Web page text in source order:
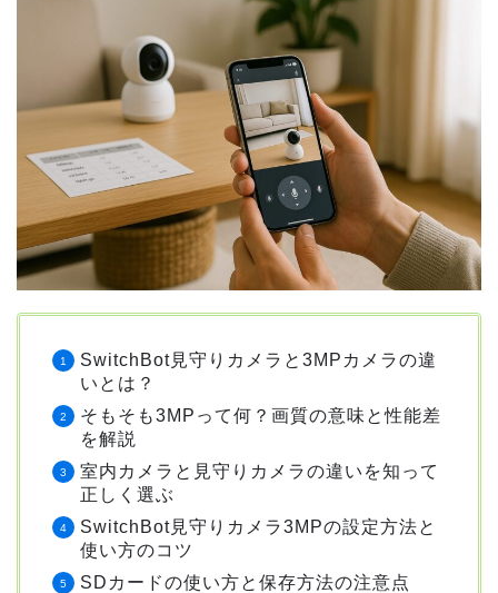
SwitchBot見守りカメラと3MPカメラの違
いとは？
そもそも3MPって何？画質の意味と性能差
を解説
室内カメラと見守りカメラの違いを知って
正しく選ぶ
SwitchBot見守りカメラ3MPの設定方法と
使い方のコツ
SDカードの使い方と保存方法の注意点